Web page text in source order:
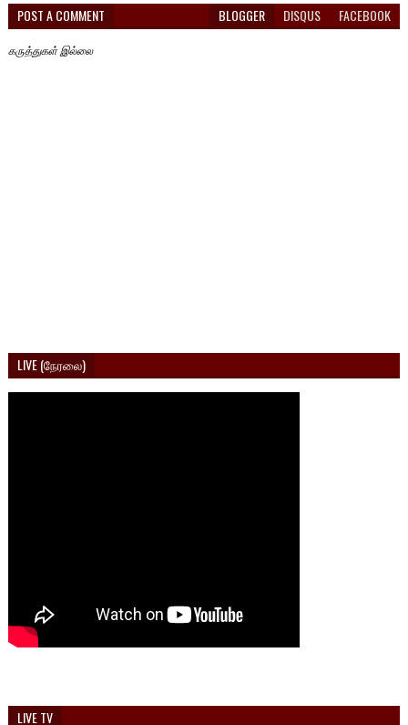
POST A COMMENT BLOGGER DISQUS FACEBOOK
கருத்துகள் இல்லை
LIVE (நேரலை)
LIVE TV